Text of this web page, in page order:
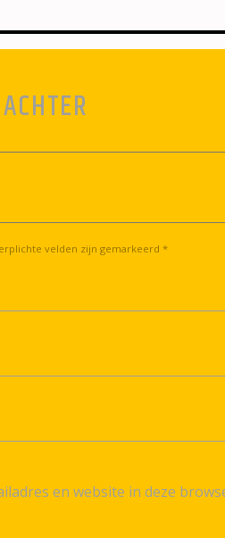
velden zijn gemarkeerd *
en website in deze